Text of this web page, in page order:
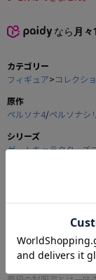
なら 月
カテゴリー
フィギュア>コレクシ
原作
ペルソナ4/ペルソナシ
シリーズ
ゲームキャラクターズ
大人気RPG＆アニメ
ニRe：MIX＋」に今度